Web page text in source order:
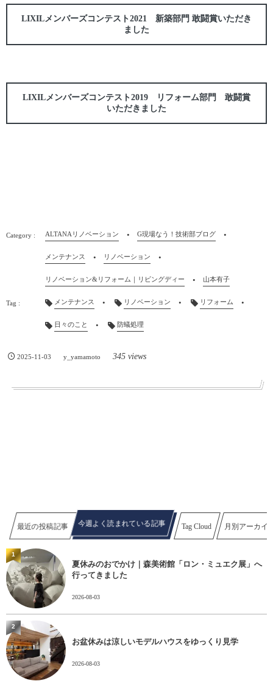
LIXILメンバーズコンテスト2021 新築部門 敢闘賞いただき
ました
LIXILメンバーズコンテスト2019 リフォーム部門 敢闘賞
いただきました
ALTANAリノベーション G現場なう！技術部ブログ
メンテナンス リノベーション
リノベーション&リフォーム｜リビングディー 山本有子
メンテナンス リノベーション リフォーム
日々のこと 防蟻処理
2025-11-03 y_yamamoto 345 views
最近の投稿記事 今週よく読まれている記事 Tag Cloud 月別アーカイ
夏休みのおでかけ｜森美術館「ロン・ミュエク展」へ
行ってきました
2026-08-03
1
お盆休みは涼しいモデルハウスをゆっくり見学
2026-08-03
2